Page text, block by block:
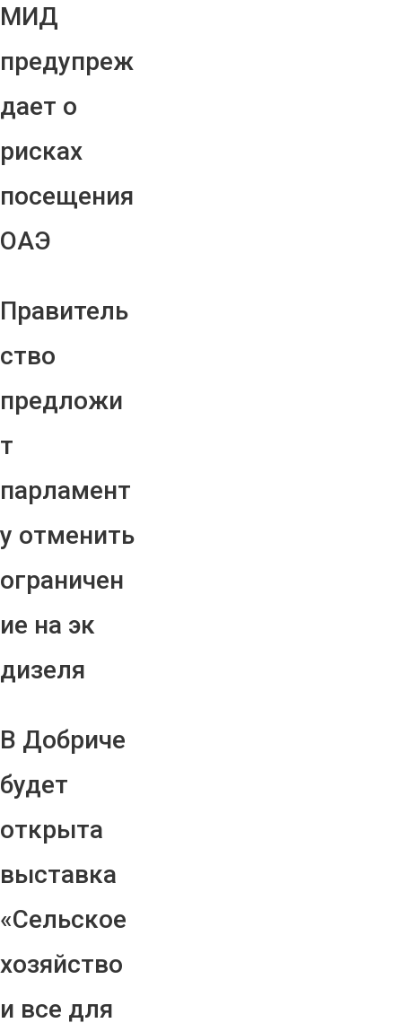
МИД
предупреж
дает о
рисках
посещения
ОАЭ
Правитель
ство
предложи
т
парламент
у отменить
ограничен
ие на эк
дизеля
В Добриче
будет
открыта
выставка
«Сельское
хозяйство
и все для